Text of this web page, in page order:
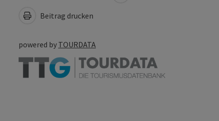
Beitrag drucken
powered by TOURDATA